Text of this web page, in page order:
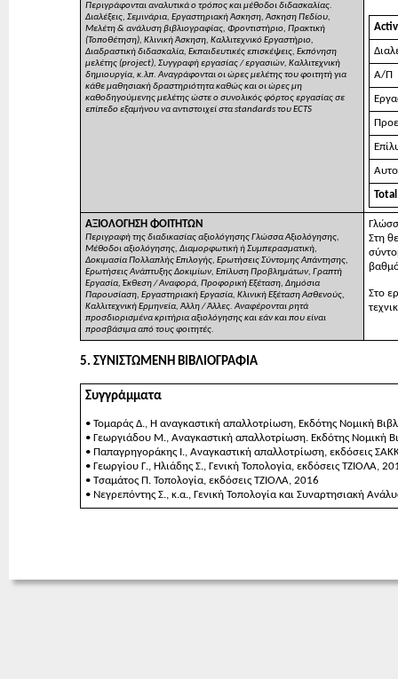
Περιγράφονται αναλυτικά ο τρόπος και μέθοδοι διδασκαλίας.
Διαλέξεις, Σεμινάρια, Εργαστηριακή Άσκηση, Άσκηση Πεδίου,
Μελέτη & ανάλυση βιβλιογραφίας, Φροντιστήριο, Πρακτική
(Τοποθέτηση), Κλινική Άσκηση, Καλλιτεχνικό Εργαστήριο,
Διαδραστική διδασκαλία, Εκπαιδευτικές επισκέψεις, Εκπόνηση
μελέτης (project), Συγγραφή εργασίας / εργασιών, Καλλιτεχνική
δημιουργία, κ.λπ. Αναγράφονται οι ώρες μελέτης του φοιτητή για
κάθε μαθησιακή δραστηριότητα καθώς και οι ώρες μη
καθοδηγούμενης μελέτης ώστε ο συνολικός φόρτος εργασίας σε
επίπεδο εξαμήνου να αντιστοιχεί στα standards του ECTS
Α/Π
Total
ΑΞΙΟΛΟΓΗΣΗ ΦΟΙΤΗΤΩΝ
Περιγραφή της διαδικασίας αξιολόγησης Γλώσσα Αξιολόγησης,
Μέθοδοι αξιολόγησης, Διαμορφωτική ή Συμπερασματική,
Δοκιμασία Πολλαπλής Επιλογής, Ερωτήσεις Σύντομης Απάντησης,
Ερωτήσεις Ανάπτυξης Δοκιμίων, Επίλυση Προβλημάτων, Γραπτή
Εργασία, Έκθεση / Αναφορά, Προφορική Εξέταση, Δημόσια
Παρουσίαση, Εργαστηριακή Εργασία, Κλινική Εξέταση Ασθενούς,
Καλλιτεχνική Ερμηνεία, Άλλη / Άλλες. Αναφέρονται ρητά
προσδιορισμένα κριτήρια αξιολόγησης και εάν και που είναι
προσβάσιμα από τους φοιτητές.
Στη
Στο
5. ΣΥΝΙΣΤΩΜΕΝΗ ΒΙΒΛΙΟΓΡΑΦΙΑ
Συγγράμματα
• Τομαράς Δ., Η αναγκαστική απαλλοτρίωση, Εκδότης Νομική
• Γεωργιάδου Μ., Αναγκαστική απαλλοτρίωση. Εκδότης Νομική
• Παπαγρηγοράκης Ι., Αναγκαστική απαλλοτρίωση, εκδόσεις
• Γεωργίου Γ., Ηλιάδης Σ., Γενική Τοπολογία, εκδόσεις ΤΖΙΟΛΑ,
• Τσαμάτος Π. Τοπολογία, εκδόσεις ΤΖΙΟΛΑ, 2016
• Νεγρεπόντης Σ., κ.α., Γενική Τοπολογία και Συναρτησιακή